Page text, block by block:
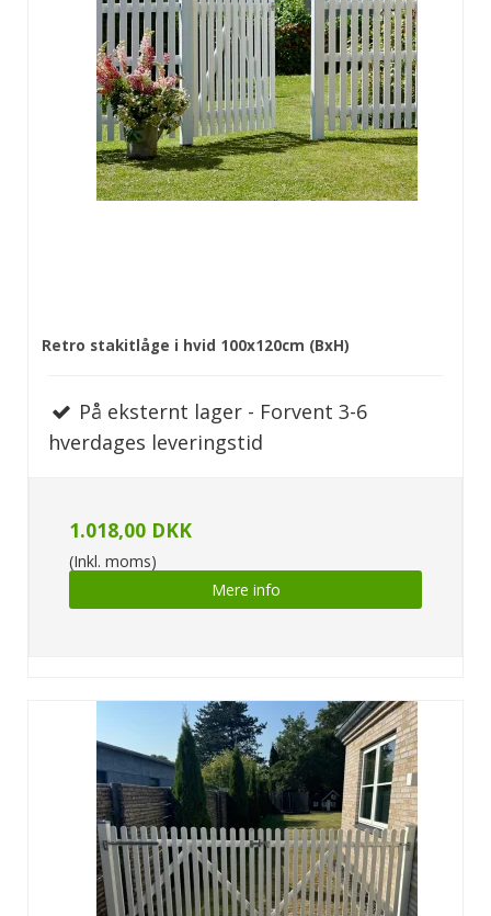
Retro stakitlåge i hvid 100x120cm (BxH)
På eksternt lager - Forvent 3-6
hverdages leveringstid
1.018,00 DKK
(Inkl. moms)
Mere info